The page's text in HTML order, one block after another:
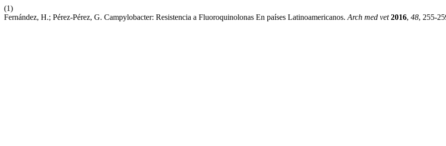
(1)
Fernández, H.; Pérez-Pérez, G. Campylobacter: Resistencia a Fluoroquinolonas En países Latinoamericanos. Arch med vet 2016, 48, 255-